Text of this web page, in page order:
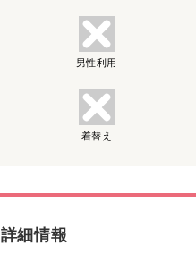
男性利用
着替え
詳細情報